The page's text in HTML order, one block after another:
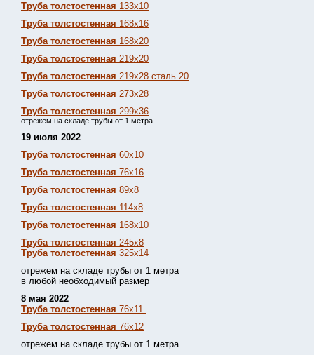
Труба толстостенная 133х10
Труба толстостенная 168х16
Труба толстостенная 168х20
Труба толстостенная 219х20
Труба толстостенная 219х28 сталь 20
Труба толстостенная 273х28
Труба толстостенная 299х36
отрежем на складе трубы от 1 метра
19 июля 2022
Труба толстостенная 60х10
Труба толстостенная 76х16
Труба толстостенная 89х8
Труба толстостенная 114х8
Труба толстостенная 168х10
Труба толстостенная 245х8
Труба толстостенная 325х14
отрежем на складе трубы от 1 метра
в любой необходимый размер
8 мая 2022
Труба толстостенная 76х11
Труба толстостенная 76х12
отрежем на складе трубы от 1 метра